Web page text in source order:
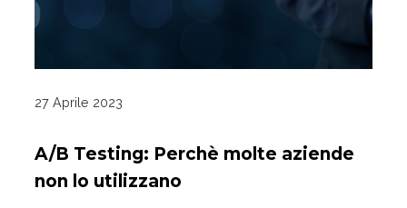
27 Aprile 2023
A/B Testing: Perchè molte aziende
non lo utilizzano